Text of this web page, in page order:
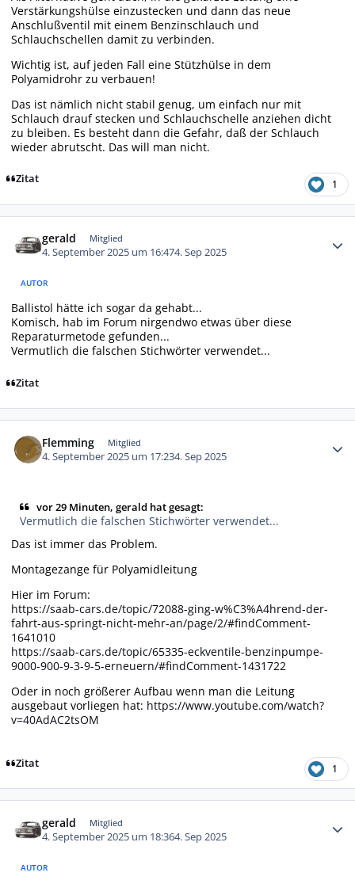
Verstärkungshülse einzustecken und dann das neue
Anschlußventil mit einem Benzinschlauch und
Schlauchschellen damit zu verbinden.
Wichtig ist, auf jeden Fall eine Stützhülse in dem
Polyamidrohr zu verbauen!
Das ist nämlich nicht stabil genug, um einfach nur mit
Schlauch drauf stecken und Schlauchschelle anziehen dicht
zu bleiben. Es besteht dann die Gefahr, daß der Schlauch
wieder abrutscht. Das will man nicht.
Zitat 1
gerald Mitglied
4. September 2025 um 16:474. Sep 2025
AUTOR
Ballistol hätte ich sogar da gehabt...
Komisch, hab im Forum nirgendwo etwas über diese
Reparaturmetode gefunden...
Vermutlich die falschen Stichwörter verwendet...
Zitat
Flemming Mitglied
4. September 2025 um 17:234. Sep 2025
vor 29 Minuten, gerald hat gesagt:
Vermutlich die falschen Stichwörter verwendet...
Das ist immer das Problem.
Montagezange für Polyamidleitung
Hier im Forum:
https://saab-cars.de/topic/72088-ging-w%C3%A4hrend-der-
fahrt-aus-springt-nicht-mehr-an/page/2/#findComment-
1641010
https://saab-cars.de/topic/65335-eckventile-benzinpumpe-
9000-900-9-3-9-5-erneuern/#findComment-1431722
Oder in noch größerer Aufbau wenn man die Leitung
ausgebaut vorliegen hat: https://www.youtube.com/watch?
v=40AdAC2tsOM
Zitat 1
gerald Mitglied
4. September 2025 um 18:364. Sep 2025
AUTOR